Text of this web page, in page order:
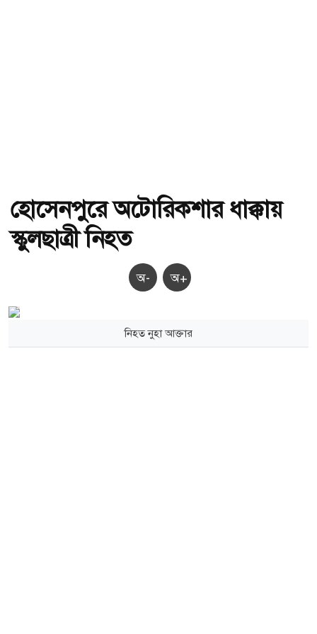
হোসেনপুরে অটোরিকশার ধাক্কায়
স্কুলছাত্রী নিহত
অ- অ+
নিহত নুহা আক্তার